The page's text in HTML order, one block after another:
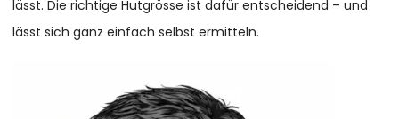
lässt. Die richtige Hutgrösse ist dafür entscheidend – und
lässt sich ganz einfach selbst ermitteln.